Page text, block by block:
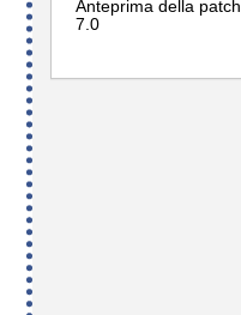
Anteprima della patch
7.0